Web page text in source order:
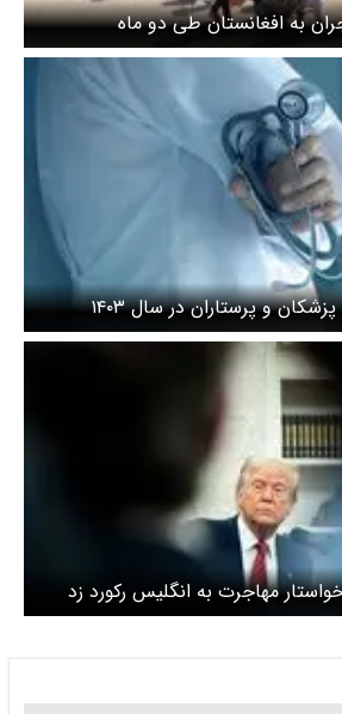
به افغانستان طی دو ماه
علت کاهش مهاجرت پزشکان و پرستاران در سال ۱۴۰۳
مهاجرت به انگلیس رکورد زد